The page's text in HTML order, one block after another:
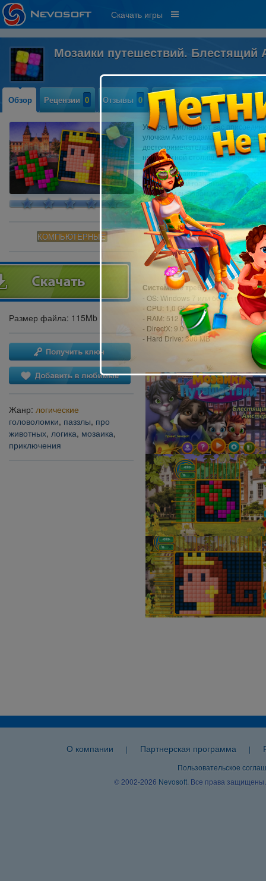
Скачать игры
Мозаики путешествий. Блестящий
Обзор Рецензии 0 Отзывы 0 Прохождение 0
КОМПЬЮТЕРНЫЕ
Размер файла: 115Mb
Жанр: логические
головоломки, паззлы, про
животных, логика, мозаика,
приключения
Уокеры приглашают вас
улочкам Амстердама,
достопримечательности, узнайте
невероятной столицы
Серия "Мозаики путешествий"
потрясающей графикой,
огромным выбором мозаичных
Особенности игры:
Великолепный виртуальный
140 разноцветных
Выбор дневного и ночного
Забавные и
Системные требования:
- OS: Windows 7 или более поздняя
- CPU: 1,0 GHz
- RAM: 512 MB
- DirectX: 9.0
- Hard Drive: 300 MB
О компании | Партнерская программа |
Пользовательское
© 2002-2026 Nevosoft . Все права защищены